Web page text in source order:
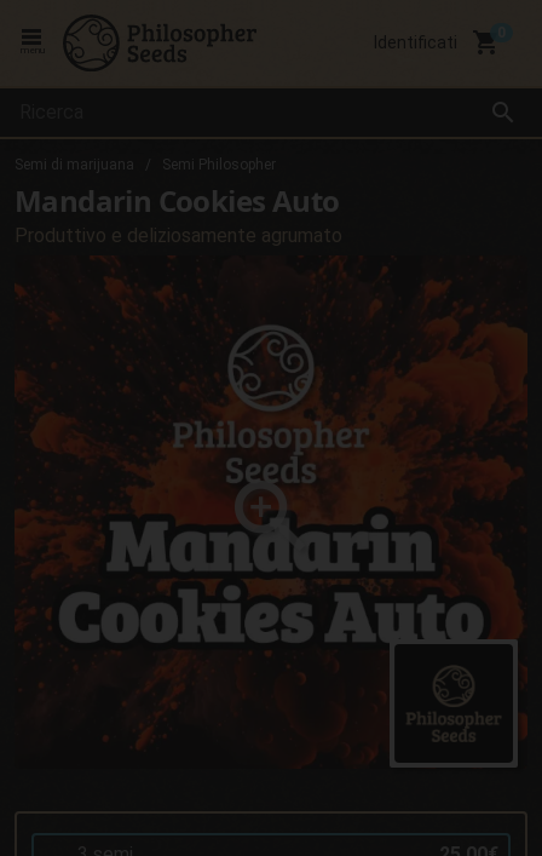
search
Identificati local_grocery_store
Semi di marijuana Semi Philosopher
Mandarin Cookies Auto
Produttivo e deliziosamente agrumato